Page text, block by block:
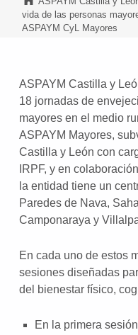
vida de las personas
ASPAYM CyL Mayores
ASPAYM Castilla y
18 jornadas de
mayores en el medio
ASPAYM Mayores,
Castilla y León con
IRPF, y en
la entidad tiene un
Paredes de Nava,
Camponaraya y
En cada uno de estos
sesiones diseñadas
del bienestar físico,
En la primera